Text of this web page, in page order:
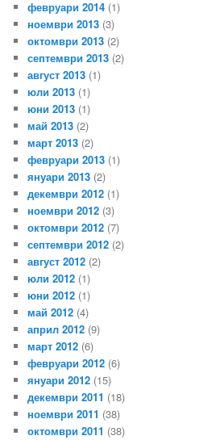
февруари 2014 (1)
ноември 2013 (3)
октомври 2013 (2)
септември 2013 (2)
август 2013 (1)
юли 2013 (1)
юни 2013 (1)
май 2013 (2)
март 2013 (2)
февруари 2013 (1)
януари 2013 (2)
декември 2012 (1)
ноември 2012 (3)
октомври 2012 (7)
септември 2012 (2)
август 2012 (2)
юли 2012 (1)
юни 2012 (1)
май 2012 (4)
април 2012 (9)
март 2012 (6)
февруари 2012 (6)
януари 2012 (15)
декември 2011 (18)
ноември 2011 (38)
октомври 2011 (38)